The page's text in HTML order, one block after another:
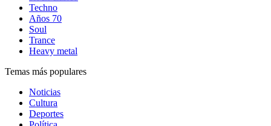
Techno
Años 70
Soul
Trance
Heavy metal
Temas más populares
Noticias
Cultura
Deportes